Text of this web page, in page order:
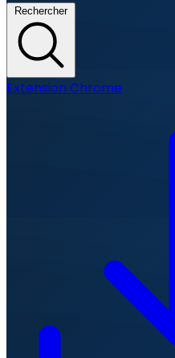
Rechercher
Extension Chrome